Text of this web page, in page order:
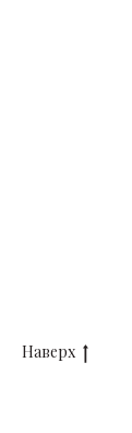
Наверх